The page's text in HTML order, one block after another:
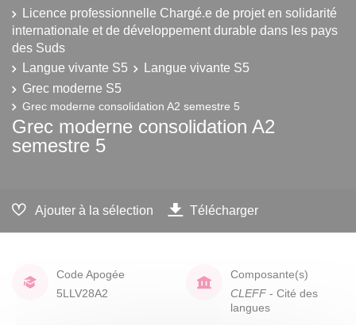
Licence professionnelle Chargé.e de projet en solidarité
internationale et de développement durable dans les pays
des Suds
Langue vivante S5
Langue vivante S5
Grec moderne S5
Grec moderne consolidation A2 semestre 5
Grec moderne consolidation A2
semestre 5
Ajouter à la sélection Télécharger
Code Apogée
5LLV28A2
Composante(s)
CLEFF - Cité des
langues